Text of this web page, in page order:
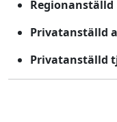
Regionanställd
Privatanställd
Privatanställd